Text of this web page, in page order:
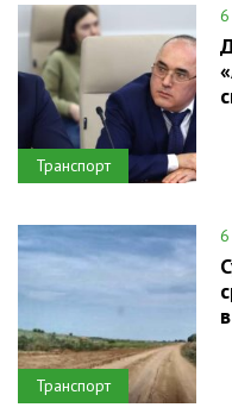
Транспорт
6
Транспорт
6